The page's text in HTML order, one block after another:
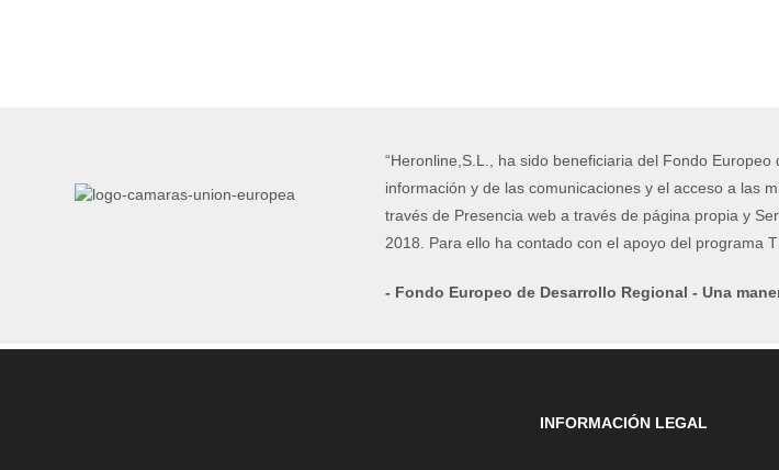
“Heronline,S.L., ha sido beneficiaria del Fondo
información y de las comunicaciones y el acceso a las
través de Presencia web a través de página propia y
2018. Para ello ha contado con el apoyo del programa
- Fondo Europeo de Desarrollo Regional - Una
INFORMACIÓN LEGAL